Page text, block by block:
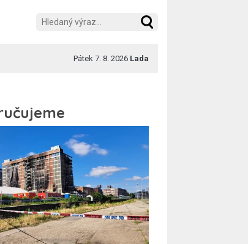
Pátek 7. 8. 2026 Lada